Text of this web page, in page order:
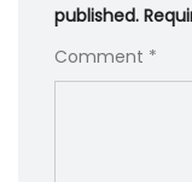
published.
Comment *